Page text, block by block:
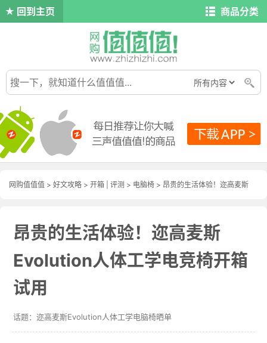
回到主页 商品分类
网购值值值 > 好文攻略 > 开箱 评测 > 电脑椅 > 昂贵的生活体验！迩高麦斯
昂贵的生活体验！迩高麦斯
Evolution人体工学电竞椅开箱
试用
迩高麦斯Evolution人体工学电脑椅晒单